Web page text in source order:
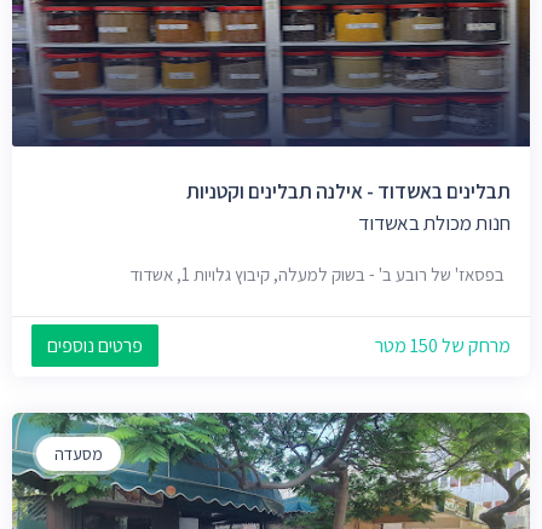
תבלינים באשדוד - אילנה תבלינים וקטניות
חנות מכולת באשדוד
בפסאז' של רובע ב' - בשוק למעלה, קיבוץ גלויות 1, אשדוד
מרחק של 150 מטר פרטים נוספים
מסעדה